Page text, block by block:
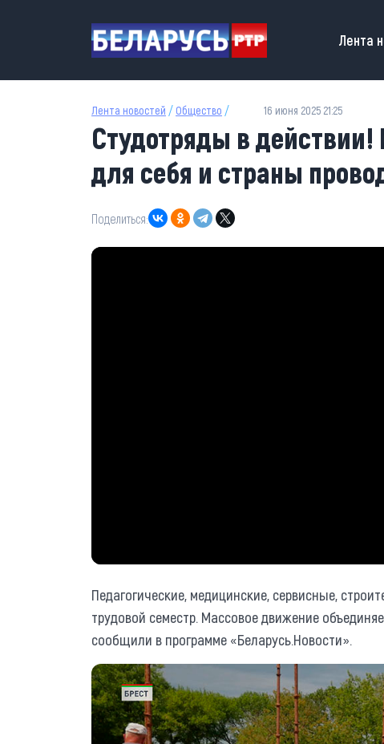
Main
Лента
Лента новостей / Общество / 16 июня 2025 21:25
Студотряды в действии!
для себя и страны
Поделиться:
Педагогические, медицинские, сервисные,
трудовой семестр. Массовое движение
сообщили в программе «Беларусь.Новости».